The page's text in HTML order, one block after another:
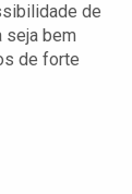
de
seja bem
de forte